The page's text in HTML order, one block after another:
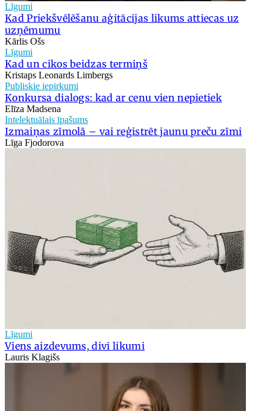
Līgumi
Kad Priekšvēlēšanu aģitācijas likums attiecas uz
uzņēmumu
Kārlis Ošs
Līgumi
Kad un cikos beidzas termiņš
Kristaps Leonards Limbergs
Publiskie iepirkumi
Konkursa dialogs: kad ar cenu vien nepietiek
Elīza Madsena
Intelektuālais īpašums
Izmaiņas zīmolā – vai reģistrēt jaunu preču zīmi
Līga Fjodorova
Līgumi
Viens aizdevums, divi likumi
Lauris Klagišs